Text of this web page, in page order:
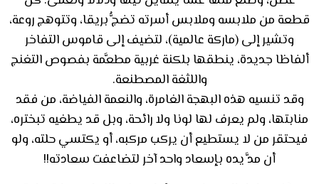
قطعة من ملابسه وملابس أسرته تضجُّ بريقا، وتتوهج روعة،
وتشير إلى (ماركة عالمية)، لتضيف إلى قاموس التفاخر
ألفاظا جديدة، ينطقها بلكنة غربية مطعَّمة بفصوص التغنج
واللثغة المصطنعة.
وقد تنسيه هذه البهجة الغامرة، والنعمة الفياضة، من فقد
منابتها، ولم يعرف لها لونا ولا رائحة، وبل قد يطغيه تبختره،
فيحتقر من لا يستطيع أن يركب مركبه، أو يكتسي حلته، ولو
أن مدَّ يده بإسعاد واحد آخر لتضاعفت سعادته!!